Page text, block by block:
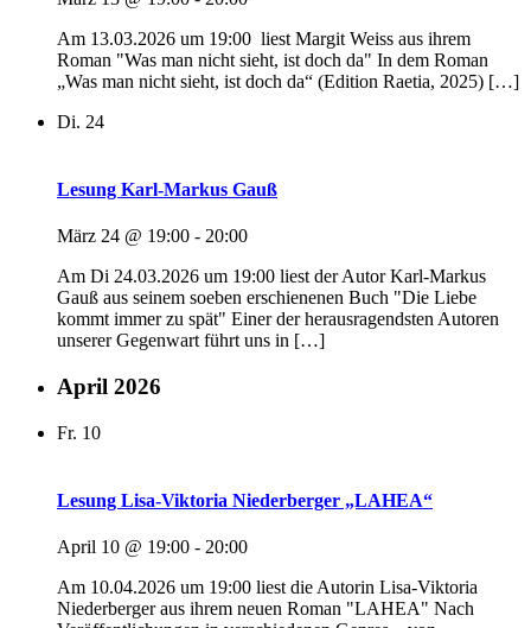
Am 13.03.2026 um 19:00 liest Margit Weiss aus ihrem
Roman "Was man nicht sieht, ist doch da" In dem Roman
„Was man nicht sieht, ist doch da“ (Edition Raetia, 2025) […]
Di. 24
Lesung Karl-Markus Gauß
März 24 @ 19:00 - 20:00
Am Di 24.03.2026 um 19:00 liest der Autor Karl-Markus
Gauß aus seinem soeben erschienenen Buch "Die Liebe
kommt immer zu spät" Einer der herausragendsten Autoren
unserer Gegenwart führt uns in […]
April 2026
Fr. 10
Lesung Lisa-Viktoria Niederberger „LAHEA“
April 10 @ 19:00 - 20:00
Am 10.04.2026 um 19:00 liest die Autorin Lisa-Viktoria
Niederberger aus ihrem neuen Roman "LAHEA" Nach